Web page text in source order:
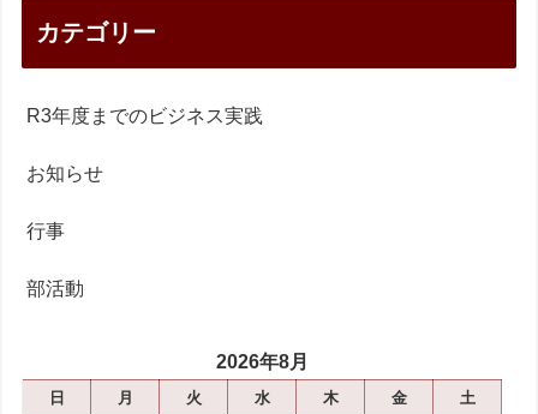
カテゴリー
R3年度までのビジネス実践
お知らせ
行事
部活動
2026年8月
日 月 火 水 木 金
土